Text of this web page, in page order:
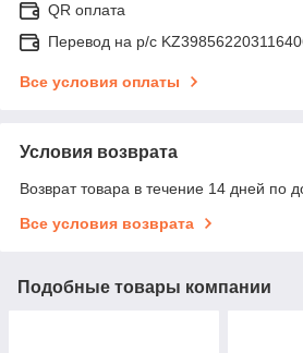
QR оплата
Перевод на р/с
Все условия оплаты
Условия возврата
Возврат товара в течение 14 дней по
Все условия возврата
Подобные товары компании